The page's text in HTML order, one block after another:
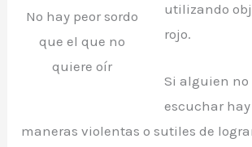
No hay peor sordo
que el que no
quiere oír
utilizando
rojo.
Si alguien no
escuchar
maneras violentas o sutiles de